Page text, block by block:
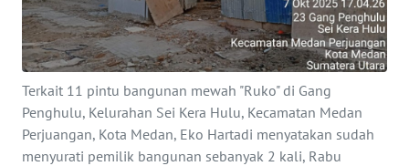
Terkait 11 pintu bangunan mewah "Ruko" di Gang
Penghulu, Kelurahan Sei Kera Hulu, Kecamatan Medan
Perjuangan, Kota Medan, Eko Hartadi menyatakan sudah
menyurati pemilik bangunan sebanyak 2 kali, Rabu
TENTANG
KAMI
PEDOMAN
MEDIA
SIBER